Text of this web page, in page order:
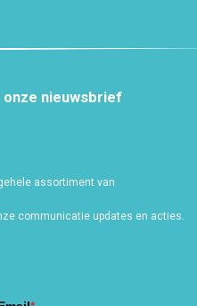
onze nieuwsbrief
assortiment van
communicatie updates en acties.